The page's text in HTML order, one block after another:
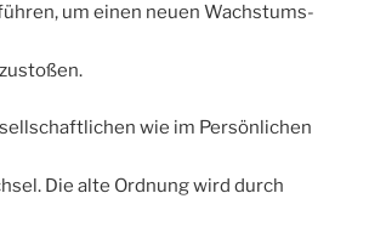
um einen neuen Wachstums-
wie im Persönlichen
Die alte Ordnung wird durch